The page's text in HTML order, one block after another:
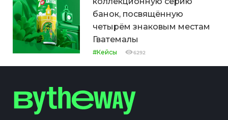
банок, посвящённую
четырём знаковым местам
Гватемалы
#Кейсы 6292